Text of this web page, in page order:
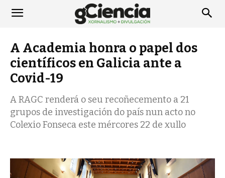
A Academia honra o papel dos
científicos en Galicia ante a
Covid-19
A RAGC renderá o seu recoñecemento a 21
grupos de investigación do país nun acto no
Colexio Fonseca este mércores 22 de xullo